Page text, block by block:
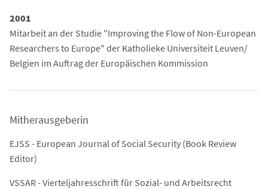
2001
Mitarbeit an der Studie "Improving the Flow of Non-European
Researchers to Europe" der Katholieke Universiteit Leuven/
Belgien im Auftrag der Europäischen Kommission
Mitherausgeberin
EJSS - European Journal of Social Security (Book Review
Editor)
VSSAR - Vierteljahresschrift für Sozial- und Arbeitsrecht